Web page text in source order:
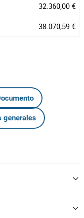
32.360,00 €
38.070,59 €
generales